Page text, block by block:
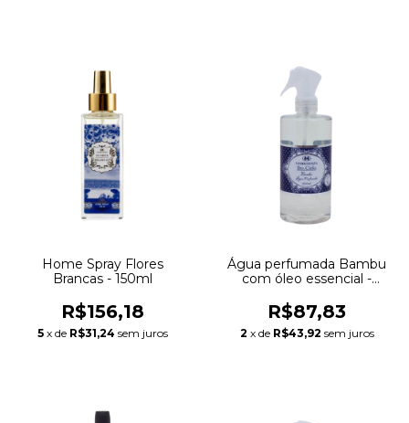
Home Spray Flores
Brancas - 150ml
R$156,18
5 x de R$31,24 sem juros
Água perfumada Bambu
com óleo essencial -
R$87,83
2 x de R$43,92 sem juros